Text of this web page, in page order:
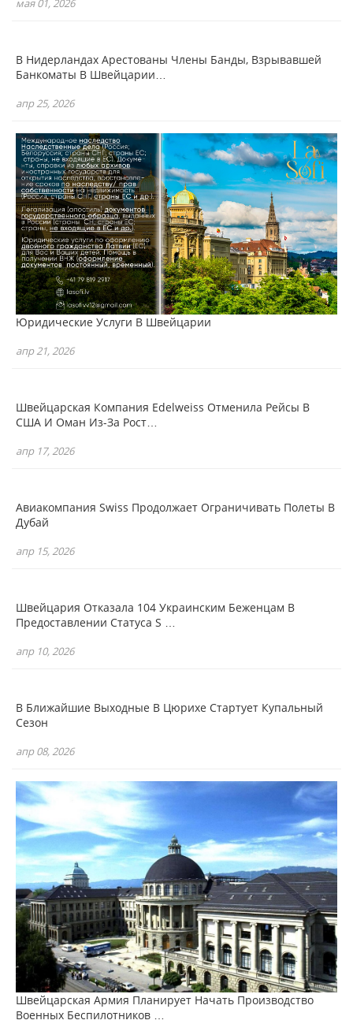
мая 01, 2026
В Нидерландах Арестованы Члены Банды, Взрывавшей
Банкоматы В Швейцарии…
апр 25, 2026
Юридические Услуги В Швейцарии
апр 21, 2026
Швейцарская Компания Edelweiss Отменила Рейсы В
США И Оман Из-За Рост…
апр 17, 2026
Авиакомпания Swiss Продолжает Ограничивать Полеты В
Дубай
апр 15, 2026
Швейцария Отказала 104 Украинским Беженцам В
Предоставлении Статуса S …
апр 10, 2026
В Ближайшие Выходные В Цюрихе Стартует Купальный
Сезон
апр 08, 2026
Швейцарская Армия Планирует Начать Производство
Военных Беспилотников …